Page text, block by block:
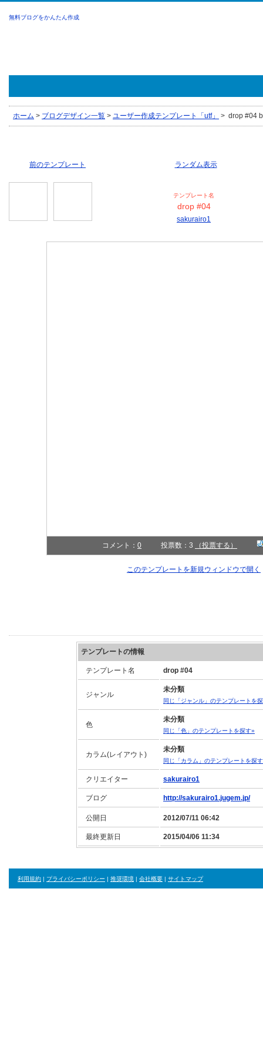
無料ブログをかんたん作成
ホーム > ブログデザイン一覧 > ユーザー作成テンプレート「utf」 > drop #04
前のテンプレート ランダム表示
テンプレート名
drop #04
sakurairo1
コメント： 0 投票数：3 （投票する）
このテンプレートを新規ウィンドウで開く
テンプレートの情報
テンプレート名 drop #04
ジャンル
未分類
同じ「ジャンル」のテンプレートを
色
未分類
同じ「色」のテンプレートを探す»
カラム(レイアウト)
未分類
同じ「カラム」のテンプレートを探
クリエイター sakurairo1
ブログ http://sakurairo1.jugem.jp/
公開日 2012/07/11 06:42
最終更新日 2015/04/06 11:34
利用規約 | プライバシーポリシー | 推奨環境 | 会社概要 | サイトマップ